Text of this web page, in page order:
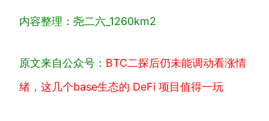
内容整理：尧二六_1260km2
原文来自公众号： BTC二探后仍未能调动看涨情
绪，这几个base生态的 DeFi 项目值得一玩